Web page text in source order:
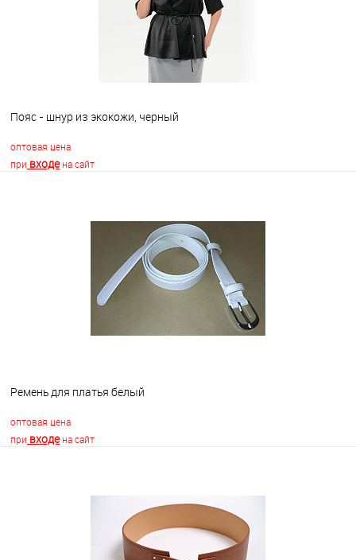
Пояс - шнур из экокожи, черный
оптовая цена
при входена сайт
Недоступно
Ремень для платья белый
оптовая цена
при входена сайт
В наличии